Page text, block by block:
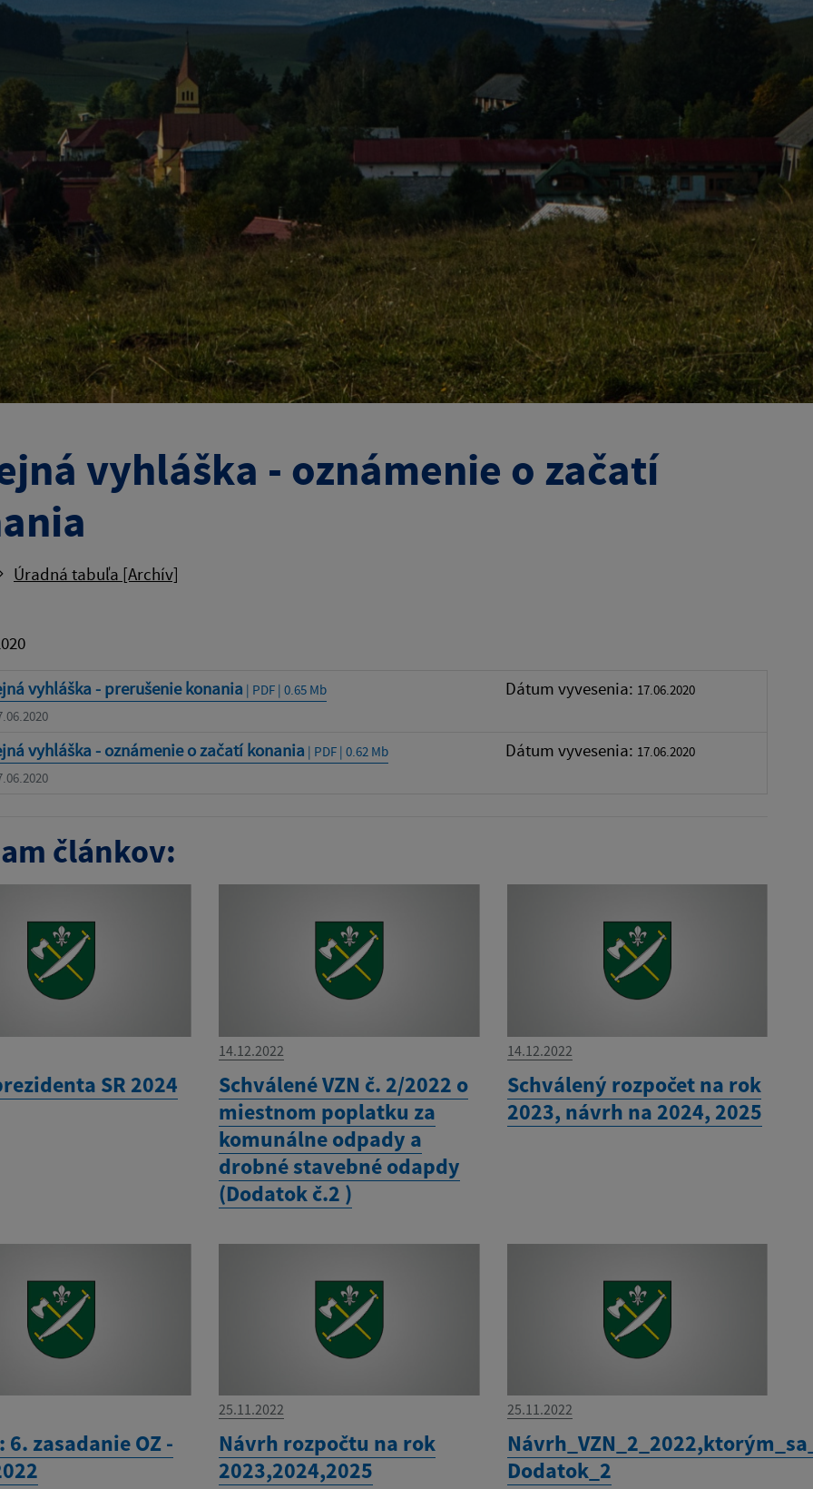
vyhláška - oznámenie o začatí
Úradná tabuľa [Archív]
vyhláška - prerušenie konania | PDF | 0.65 Mb Dátum vyvesenia: 17.06.2020
vyhláška - oznámenie o začatí konania | PDF | 0.62 Mb Dátum vyvesenia: 17.06.2020
článkov:
SR 2024
14.12.2022
Schválené VZN č. 2/2022 o
miestnom poplatku za
komunálne odpady a
drobné stavebné odapdy
(Dodatok č.2 )
14.12.2022
Schválený rozpočet na rok
2023, návrh na 2024, 2025
6. zasadanie OZ -
25.11.2022
Návrh rozpočtu na rok
2023,2024,2025
25.11.2022
Dodatok_2